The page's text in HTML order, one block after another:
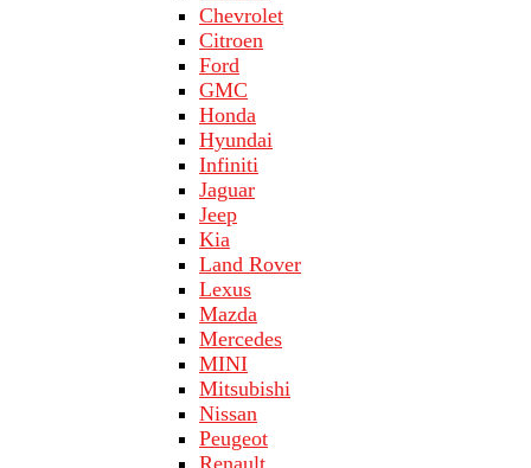
Chevrolet
Citroen
Ford
GMC
Honda
Hyundai
Infiniti
Jaguar
Jeep
Kia
Land Rover
Lехus
Mazda
Merсеdеs
MINI
Mitsubishi
Nissan
Peugeot
Renault